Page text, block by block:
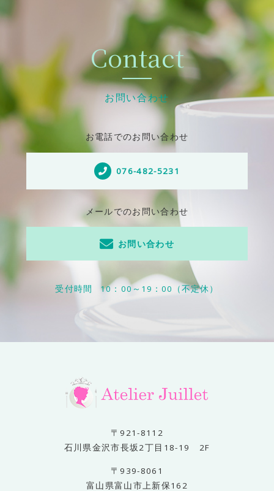
Contact
お問い合わせ
お電話でのお問い合わせ
076-482-5231
メールでのお問い合わせ
お問い合わせ
受付時間 10：00～19：00（不定休）
〒921-8112
石川県金沢市長坂2丁目18-19 2F
〒939-8061
富山県富山市上新保162